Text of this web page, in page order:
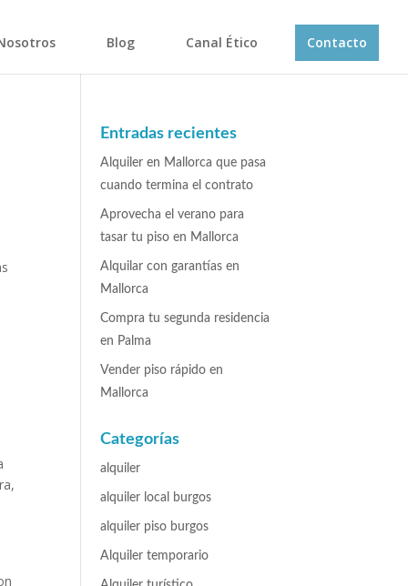
Blog Canal Ético Contacto
Entradas recientes
Alquiler en Mallorca que pasa
cuando termina el contrato
Aprovecha el verano para
tasar tu piso en Mallorca
Alquilar con garantías en
Mallorca
Compra tu segunda residencia
en Palma
Vender piso rápido en
Mallorca
Categorías
alquiler
alquiler local burgos
alquiler piso burgos
Alquiler temporario